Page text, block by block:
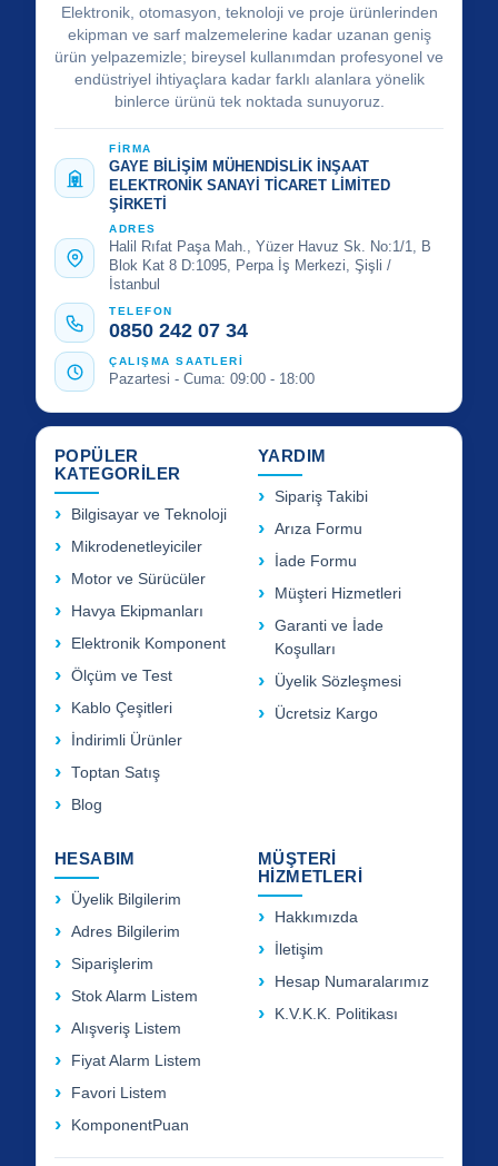
Elektronik, otomasyon, teknoloji ve proje ürünlerinden
ekipman ve sarf malzemelerine kadar uzanan geniş
ürün yelpazemizle; bireysel kullanımdan profesyonel ve
endüstriyel ihtiyaçlara kadar farklı alanlara yönelik
binlerce ürünü tek noktada sunuyoruz.
FİRMA
GAYE BİLİŞİM MÜHENDİSLİK İNŞAAT
ELEKTRONİK SANAYİ TİCARET LİMİTED
ŞİRKETİ
ADRES
Halil Rıfat Paşa Mah., Yüzer Havuz Sk. No:1/1, B
Blok Kat 8 D:1095, Perpa İş Merkezi, Şişli /
İstanbul
TELEFON
0850 242 07 34
ÇALIŞMA SAATLERİ
Pazartesi - Cuma: 09:00 - 18:00
POPÜLER
KATEGORİLER
Bilgisayar ve Teknoloji
Mikrodenetleyiciler
Motor ve Sürücüler
Havya Ekipmanları
Elektronik Komponent
Ölçüm ve Test
Kablo Çeşitleri
İndirimli Ürünler
Toptan Satış
Blog
YARDIM
Sipariş Takibi
Arıza Formu
İade Formu
Müşteri Hizmetleri
Garanti ve İade
Koşulları
Üyelik Sözleşmesi
Ücretsiz Kargo
HESABIM
Üyelik Bilgilerim
Adres Bilgilerim
Siparişlerim
Stok Alarm Listem
Alışveriş Listem
Fiyat Alarm Listem
Favori Listem
KomponentPuan
MÜŞTERİ
HİZMETLERİ
Hakkımızda
İletişim
Hesap Numaralarımız
K.V.K.K. Politikası